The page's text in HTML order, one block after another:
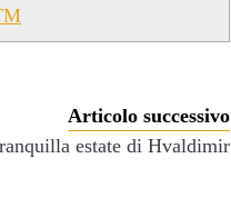
Articolo successivo
estate di Hvaldimir